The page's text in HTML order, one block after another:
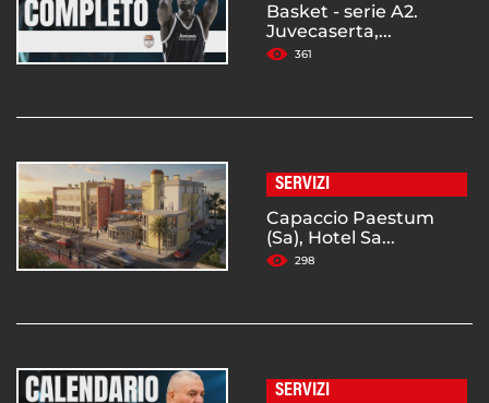
Basket - serie A2.
Juvecaserta,...
361
SERVIZI
Capaccio Paestum
(Sa), Hotel Sa...
298
SERVIZI